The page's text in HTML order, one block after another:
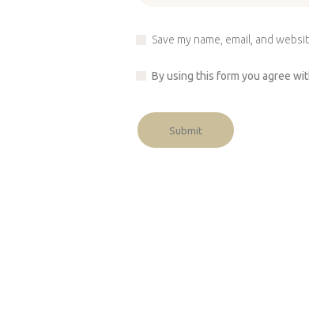
Save my name, email, and
By using this form you agree